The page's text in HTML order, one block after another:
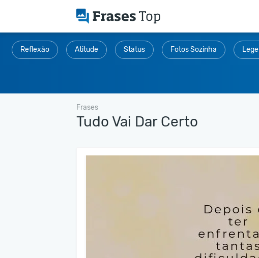
Reflexão Atitude Status Fotos Sozinha
Frases
Tudo Vai Dar Certo